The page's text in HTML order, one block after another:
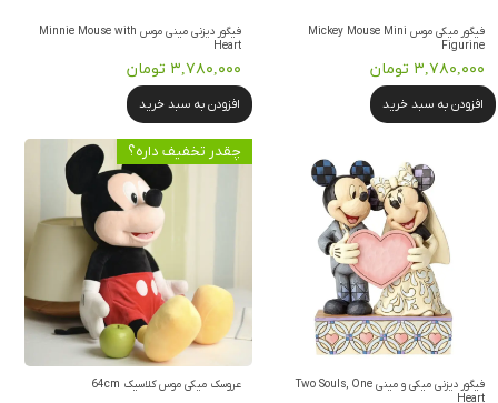
فیگور میکی موس Mickey Mouse Mini
Figurine
۳,۷۸۰,۰۰۰ تومان
افزودن به سبد خرید
فیگور دیزنی مینی موس Minnie Mouse with
Heart
۳,۷۸۰,۰۰۰ تومان
افزودن به سبد خرید
فیگور دیزنی میکی و مینی Two Souls, One
Heart
عروسک میکی موس کلاسیک 64cm
چقدر تخفیف داره؟